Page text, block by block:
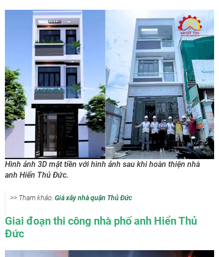
Hình ảnh 3D mặt tiền với hình ảnh sau khi hoàn thiện nhà
anh Hiển Thủ Đức.
>> Tham khảo:Giá xây nhà quận Thủ Đức
Giai đoạn thi công nhà phố anh Hiển Thủ
Đức